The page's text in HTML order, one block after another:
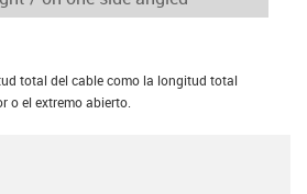
total del cable como la longitud total
o el extremo abierto.